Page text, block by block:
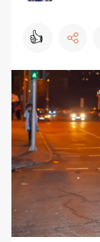
👍